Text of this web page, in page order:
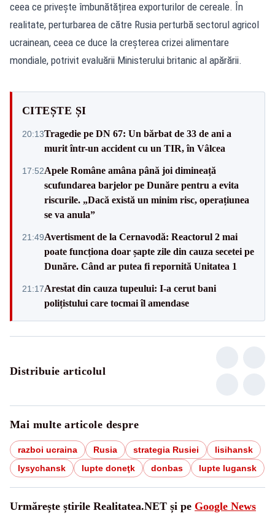
ceea ce privește îmbunătățirea exporturilor de cereale. În
realitate, perturbarea de către Rusia perturbă sectorul agricol
ucrainean, ceea ce duce la creșterea crizei alimentare
mondiale, potrivit evaluării Ministerului britanic al apărării.
CITEȘTE ȘI
20:13Tragedie pe DN 67: Un bărbat de 33 de ani a
murit într-un accident cu un TIR, în Vâlcea
17:52Apele Române amâna până joi dimineață
scufundarea barjelor pe Dunăre pentru a evita
riscurile. „Dacă există un minim risc, operațiunea
se va anula”
21:49Avertisment de la Cernavodă: Reactorul 2 mai
poate funcționa doar șapte zile din cauza secetei pe
Dunăre. Când ar putea fi repornită Unitatea 1
21:17Arestat din cauza tupeului: I-a cerut bani
polițistului care tocmai îl amendase
Distribuie articolul
Mai multe articole despre
razboi ucraina Rusia strategia Rusiei
lisihansk
lysychansk
lupte doneţk donbas lupte lugansk
Urmărește știrile Realitatea.NET și pe Google News